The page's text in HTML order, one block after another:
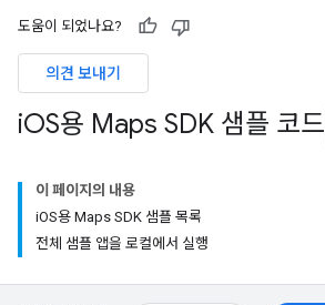
도움이 되었나요?
의견 보내기
iOS용 Maps SDK 샘플 코드
이 페이지의 내용
iOS용 Maps SDK 샘플 목록
전체 샘플 앱을 로컬에서 실행